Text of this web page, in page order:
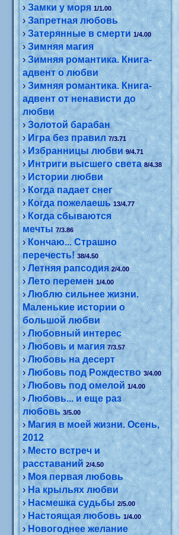
›Замки у моря 1/1.00
›Запретная любовь
›Затерянные в смерти 1/4.00
›Зимняя магия
›Зимняя романтика. Книга-
адвент о любви
›Зимняя романтика. Книга-
адвент от ненависти до
любви
›Золотой барабан
›Игра без правил 7/3.71
›Избранницы любви 9/4.71
› Интриги высшего света 8/4.38
›Истории любви
›Когда падает снег
›Когда пожелаешь 13/4.77
›Когда сбываются
мечты 7/3.86
› Кончаю... Страшно
перечесть! 38/4.50
›Летняя рапсодия 2/4.00
›Лето перемен 1/4.00
›Люблю сильнее жизни.
Маленькие истории о
большой любви
›Любовный интерес
›Любовь и магия 7/3.57
›Любовь на десерт
›Любовь под Рождество 3/4.00
›Любовь под омелой 1/4.00
›Любовь... и еще раз
любовь 3/5.00
›Магия в моей жизни. Осень,
2012
›Место встреч и
расставаний 2/4.50
›Моя первая любовь
› На крыльях любви
›Насмешка судьбы 2/5.00
›Настоящая любовь 1/4.00
› Новогоднее желание